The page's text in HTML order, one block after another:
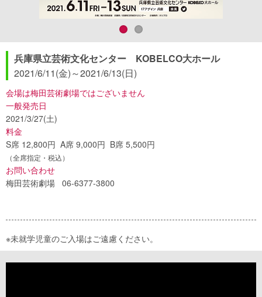
兵庫県立芸術文化センター KOBELCO大ホール
2021/6/11(金)～2021/6/13(日)
会場は梅田芸術劇場ではございません
一般発売日
2021/3/27(土)
料金
S席 12,800円 A席 9,000円 B席 5,500円
（全席指定・税込）
お問い合わせ
梅田芸術劇場 06-6377-3800
※未就学児童のご入場はご遠慮ください。